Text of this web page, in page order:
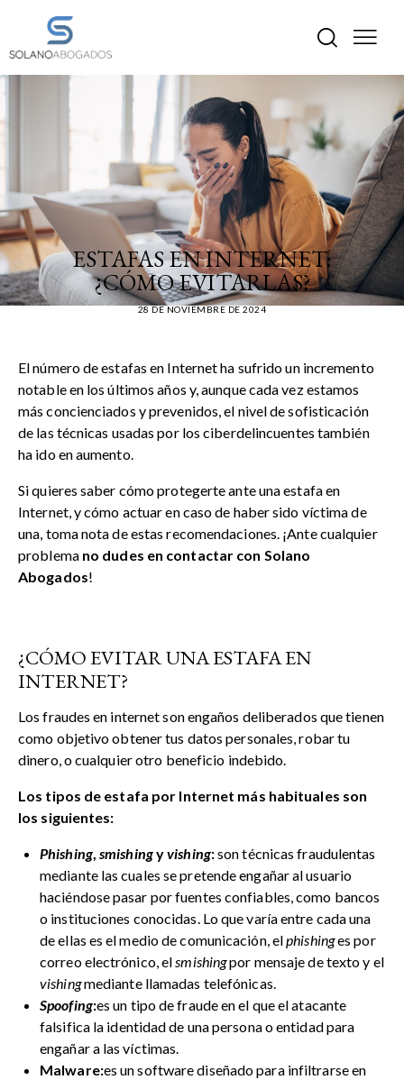
DERECHO CIVIL
ESTAFAS EN INTERNET:
¿CÓMO EVITARLAS?
28 DE NOVIEMBRE DE 2024
El número de estafas en Internet ha sufrido un incremento
notable en los últimos años y, aunque cada vez estamos
más concienciados y prevenidos, el nivel de sofisticación
de las técnicas usadas por los ciberdelincuentes también
ha ido en aumento.
Si quieres saber cómo protegerte ante una estafa en
Internet, y cómo actuar en caso de haber sido víctima de
una, toma nota de estas recomendaciones. ¡Ante cualquier
problema no dudes en contactar con Solano
Abogados!
¿CÓMO EVITAR UNA ESTAFA EN
INTERNET?
Los fraudes en internet son engaños deliberados que tienen
como objetivo obtener tus datos personales, robar tu
dinero, o cualquier otro beneficio indebido.
Los tipos de estafa por Internet más habituales son
los siguientes:
Phishing,smishingyvishing:son técnicas fraudulentas
mediante las cuales se pretende engañar al usuario
haciéndose pasar por fuentes confiables, como bancos
o instituciones conocidas. Lo que varía entre cada una
de ellas es el medio de comunicación, elphishinges por
correo electrónico, elsmishingpor mensaje de texto y el
vishingmediante llamadas telefónicas.
Spoofing:es un tipo de fraude en el que el atacante
falsifica la identidad de una persona o entidad para
engañar a las víctimas.
Malware:es un software diseñado para infiltrarse en